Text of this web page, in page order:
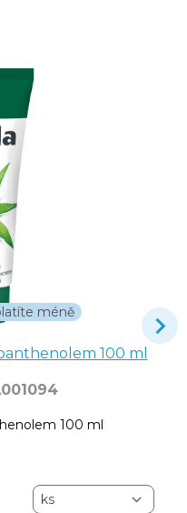
méně
100 ml
100 ml